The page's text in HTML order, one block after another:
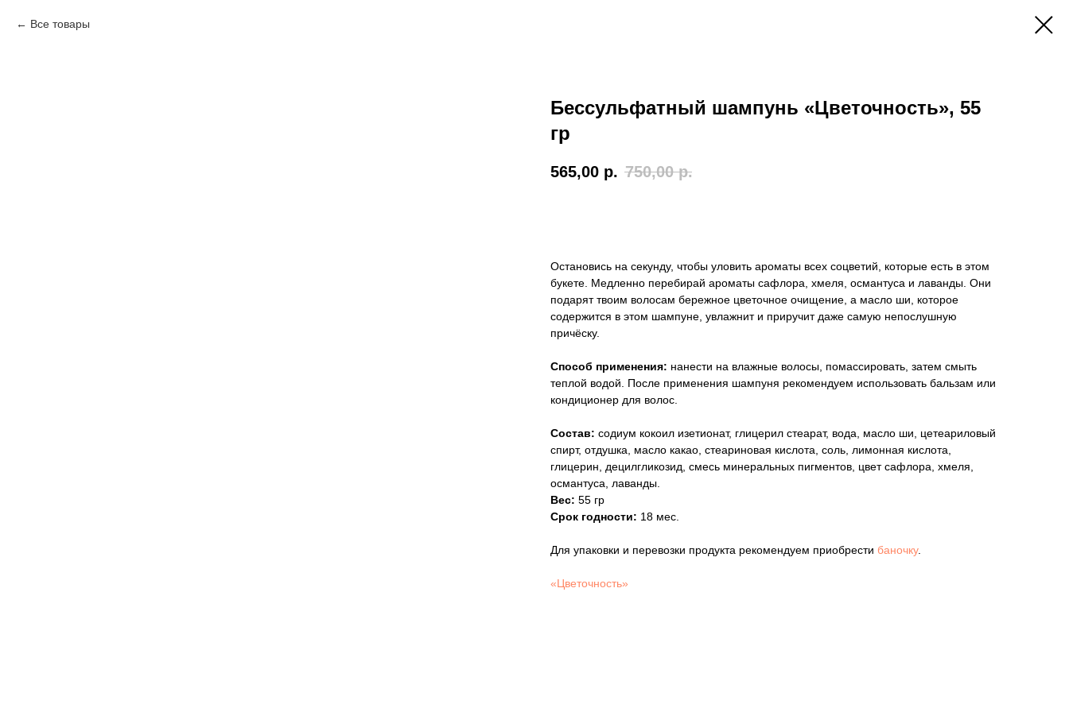
Все товары
Бессульфатный шампунь «Цветочность», 55
гр
565,00 р. 750,00 р.
Остановись на секунду, чтобы уловить ароматы всех соцветий, которые есть в этом
букете. Медленно перебирай ароматы сафлора, хмеля, османтуса и лаванды. Они
подарят твоим волосам бережное цветочное очищение, а масло ши, которое
содержится в этом шампуне, увлажнит и приручит даже самую непослушную
причёску.
Способ применения: нанести на влажные волосы, помассировать, затем смыть
теплой водой. После применения шампуня рекомендуем использовать бальзам или
кондиционер для волос.
Состав: содиум кокоил изетионат, глицерил стеарат, вода, масло ши, цетеариловый
спирт, отдушка, масло какао, стеариновая кислота, соль, лимонная кислота,
глицерин, децилгликозид, смесь минеральных пигментов, цвет сафлора, хмеля,
османтуса, лаванды.
Вес: 55 гр
Срок годности: 18 мес.
Для упаковки и перевозки продукта рекомендуем приобрести баночку.
«Цветочность»